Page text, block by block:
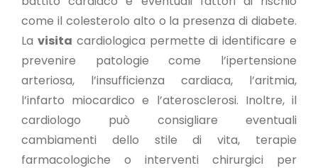
come il colesterolo alto o la presenza di diabete.
La visita cardiologica permette di identificare e
prevenire patologie come l’ipertensione
arteriosa, l’insufficienza cardiaca, l’aritmia,
l’infarto miocardico e l’aterosclerosi. Inoltre, il
cardiologo può consigliare eventuali
cambiamenti dello stile di vita, terapie
farmacologiche o interventi chirurgici per